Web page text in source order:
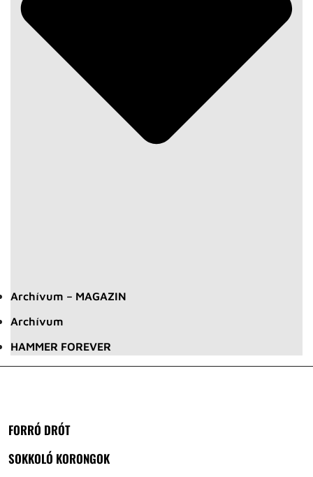
Archívum – MAGAZIN
Archívum
HAMMER FOREVER
FORRÓ DRÓT
SOKKOLÓ KORONGOK